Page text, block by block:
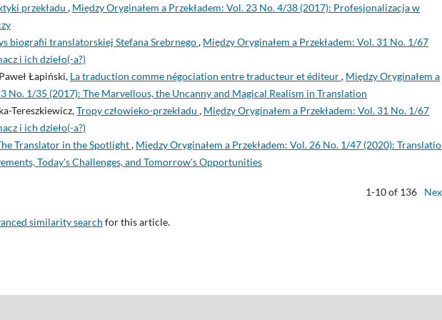
przekładu , Między Oryginałem a Przekładem: Vol. 23 No. 4/38 (2017): Profesjonalizacja w
biografii translatorskiej Stefana Srebrnego, Między Oryginałem a Przekładem: Vol. 31 No. 1/67
i ich dzieło(-a?)
Łapiński, La traduction comme négociation entre traducteur et éditeur, Między Oryginałem a
No. 1/35 (2017): The Marvellous, the Uncanny and Magical Realism in Translation
Tereszkiewicz,Tropy człowieko-przekładu , Między Oryginałem a Przekładem: Vol. 31 No. 1/67
i ich dzieło(-a?)
Translator in the Spotlight, Między Oryginałem a Przekładem: Vol. 26 No. 1/47 (2020):
Today's Challenges, and Tomorrow's Opportunities
1-10 of 136
similarity search for this article.